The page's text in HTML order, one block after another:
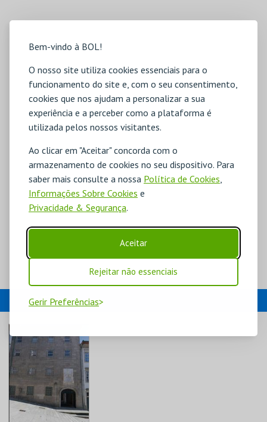
Bem-vindo à BOL!
O nosso site utiliza cookies essenciais para o
funcionamento do site e, com o seu consentimento,
cookies que nos ajudam a personalizar a sua
experiência e a perceber como a plataforma é
utilizada pelos nossos visitantes.
Ao clicar em "Aceitar" concorda com o
armazenamento de cookies no seu dispositivo. Para
saber mais consulte a nossa Política de Cookies,
Informações Sobre Cookies e
Privacidade & Segurança.
Aceitar
Rejeitar não essenciais
Gerir Preferências
EVENTOS